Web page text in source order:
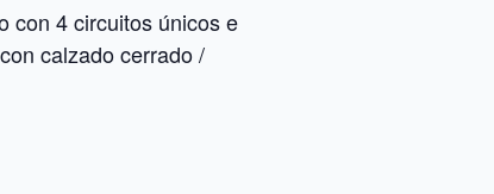
con 4 circuitos únicos e
calzado cerrado /